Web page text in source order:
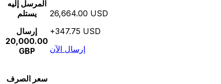
المرسل إليه
يستلم
إرسال
20,000.00
GBP
26,664.00 USD
+347.75 USD
إرسال الآن
سعر الصرف